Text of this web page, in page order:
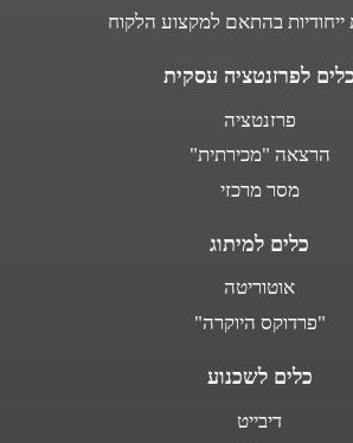
בהתאם למקצוע הלקוח
כלים לפרזנטציה עסקית
פרזנטציה
הרצאה "מכירתית"
מסר מרכזי
כלים למיתוג
אוטוריטה
"פרדוקס היוקרה"
כלים לשכנוע
דיבייט